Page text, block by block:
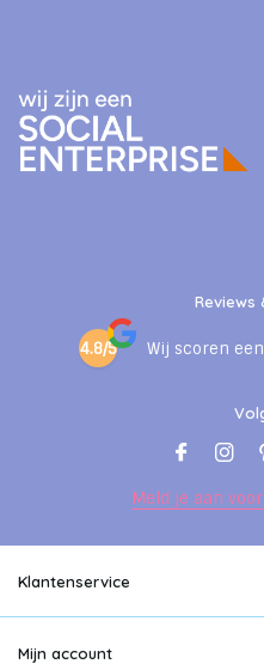
Reviews
4.8/5 Wij scoren een
Meld je aan
Klantenservice
Mijn account